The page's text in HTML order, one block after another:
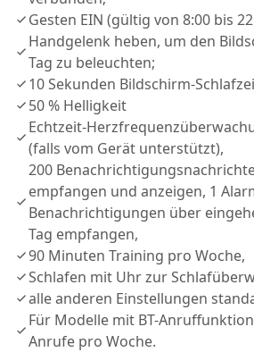
Gesten EIN (gültig von 8:00 bis
Handgelenk heben, um den
Tag zu beleuchten;
10 Sekunden Bildschirm-
50 % Helligkeit
Echtzeit-
(falls vom Gerät unterstützt),
200
empfangen und anzeigen, 1
Benachrichtigungen über
Tag empfangen,
90 Minuten Training pro Woche,
Schlafen mit Uhr zur
alle anderen Einstellungen
Für Modelle mit BT-
Anrufe pro Woche.